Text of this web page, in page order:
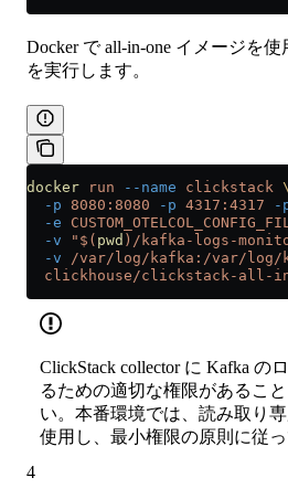
Docker で all-in-one イメージを
を実行します。
docker run --name clickstack \
  -p
8080:8080 -p 4317:4317 -
  -e
  -v
"$( pwd )/kafka-logs-
  -v
/var/log/kafka:/var/log/
clickhouse/clickstack-all-
ClickStack collector に Kafka の
るための適切な権限があるこ
い。本番環境では、読み取り
使用し、最小権限の原則に従っ
4